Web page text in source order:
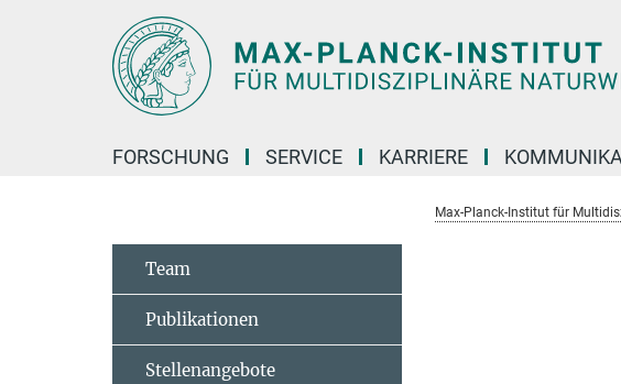
FORSCHUNG SERVICE KARRIERE
Max-Planck-Institut für
Team
Publikationen
Stellenangebote